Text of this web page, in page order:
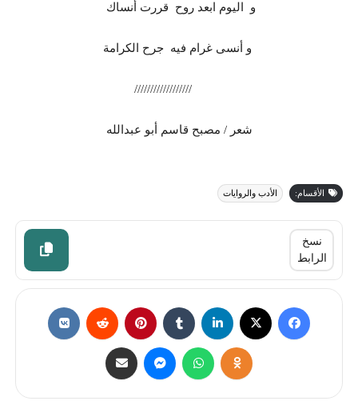
و اليوم ابعد روح قررت أنساك
و أنسى غرام فيه جرح الكرامة
//////////////////
شعر / مصبح قاسم أبو عبدالله
الأقسام: الأدب والروايات
نسخ
الرابط